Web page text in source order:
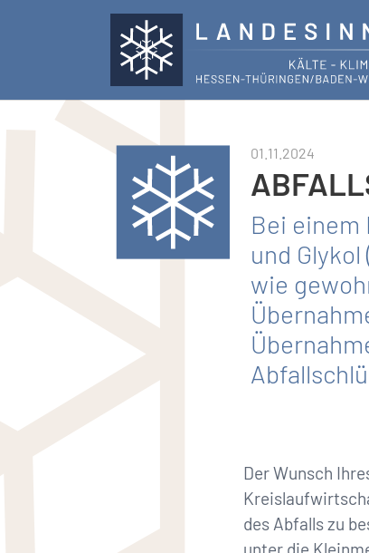
Skip to main content
01.11.2024
Bei einem
und
wie
Der Wunsch
des Abfalls zu